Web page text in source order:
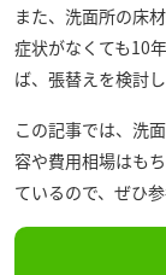
また、洗面所の床
症状がなくても10
ば、張替えを検討
この記事では、洗
容や費用相場はも
ているので、ぜひ